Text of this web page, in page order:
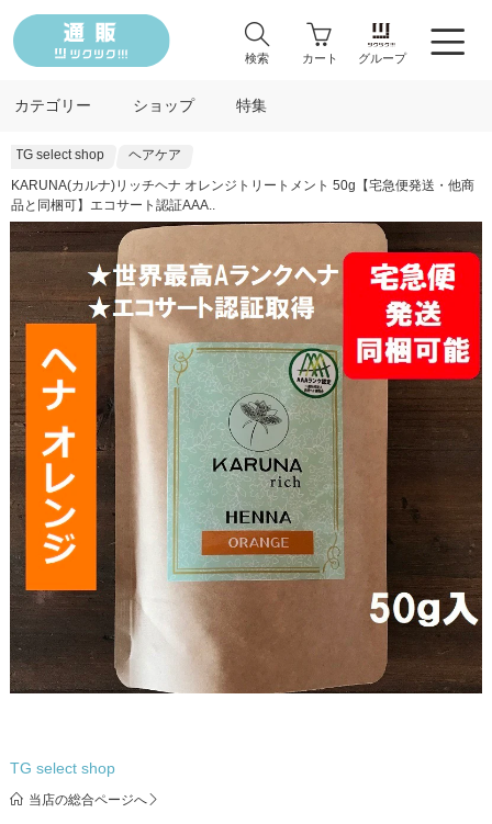
検索 カート グループ
カテゴリー ショップ 特集
TG select shop
ヘアケア
KARUNA(カルナ)リッチヘナ オレンジトリートメント 50g【宅急便発送・他商
品と同梱可】エコサート認証AAA..
TG select shop
当店の総合ページへ